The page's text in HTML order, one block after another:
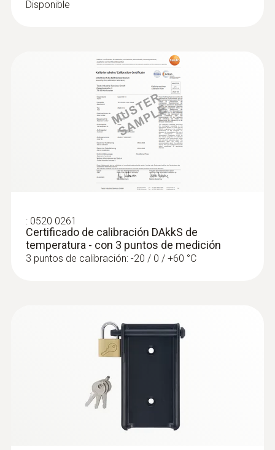
Disponible
: 0520 0261
Certificado de calibración DAkkS de
temperatura - con 3 puntos de medición
3 puntos de calibración: -20 / 0 / +60 °C